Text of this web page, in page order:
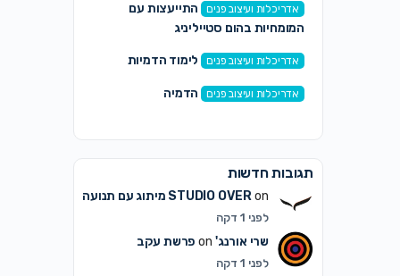
אדריכלות ועיצוב פנים
התייעצות עם
המומחיות בהום סטייליניג
אדריכלות ועיצוב פנים לימוד הדמיות
אדריכלות ועיצוב פנים הדמיה
תגובות חדשות
STUDIO OVERon מיתוג עם תנועה
לפני 1 דקה
שרי אורנג'on פרשת עקב
לפני 1 דקה